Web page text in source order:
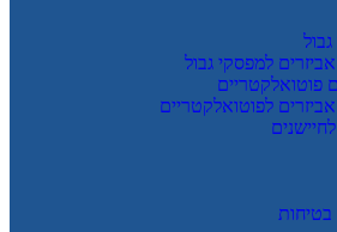
אביזרים למפסקי גבול
פוטואלקטריים
אביזרים לפוטואלקטריים